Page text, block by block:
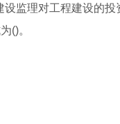
设监理对工程建设的投
()。